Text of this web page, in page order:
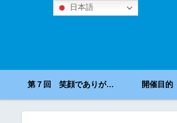
第７回 笑顔でありがとうコンテスト 開催目的
日本語